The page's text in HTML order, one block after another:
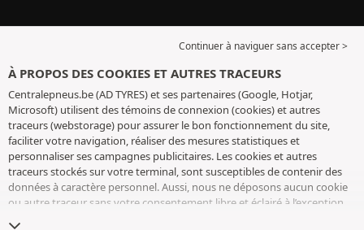
Continuer à naviguer sans accepter >
À PROPOS DES COOKIES ET AUTRES TRACEURS
Centralepneus.be (AD TYRES) et ses partenaires (Google, Hotjar,
Microsoft) utilisent des témoins de connexion (cookies) et autres
traceurs (webstorage) pour assurer le bon fonctionnement du site,
faciliter votre navigation, réaliser des mesures statistiques et
personnaliser ses campagnes publicitaires. Les cookies et autres
traceurs stockés sur votre terminal, sont susceptibles de contenir des
données à caractère personnel. Aussi, nous ne déposons aucun cookie
ou autre traceur sans votre consentement libre et éclairé à l’exception